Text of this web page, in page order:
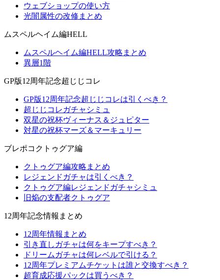
ウェブショップの使い方
光闇属性の改修まとめ
ムスペルヘイム編HELL
ムスペルヘイム編HELL攻略まとめ
異層1階
GP版12周年記念超じじコレ
GP版12周年記念超じじコレは引くべき？
超じじコレガチャシミュ
双星の祝杯ヴィーナス＆ジュピター
対星の祝杯マーズ＆マーキュリー
ブレポコクトゥグア編
クトゥグア編攻略まとめ
レジェンドガチャは引くべき？
クトゥグア編レジェンドガチャシミュ
旧焔の支配者クトゥグア
12周年記念情報まとめ
12周年情報まとめ
引き直しガチャは何をキープすべき？
ドリームガチャは何レベルで引ける？
12周年プレミアムチケットは誰と交換すべき？
超育成応援パックは買うべき？